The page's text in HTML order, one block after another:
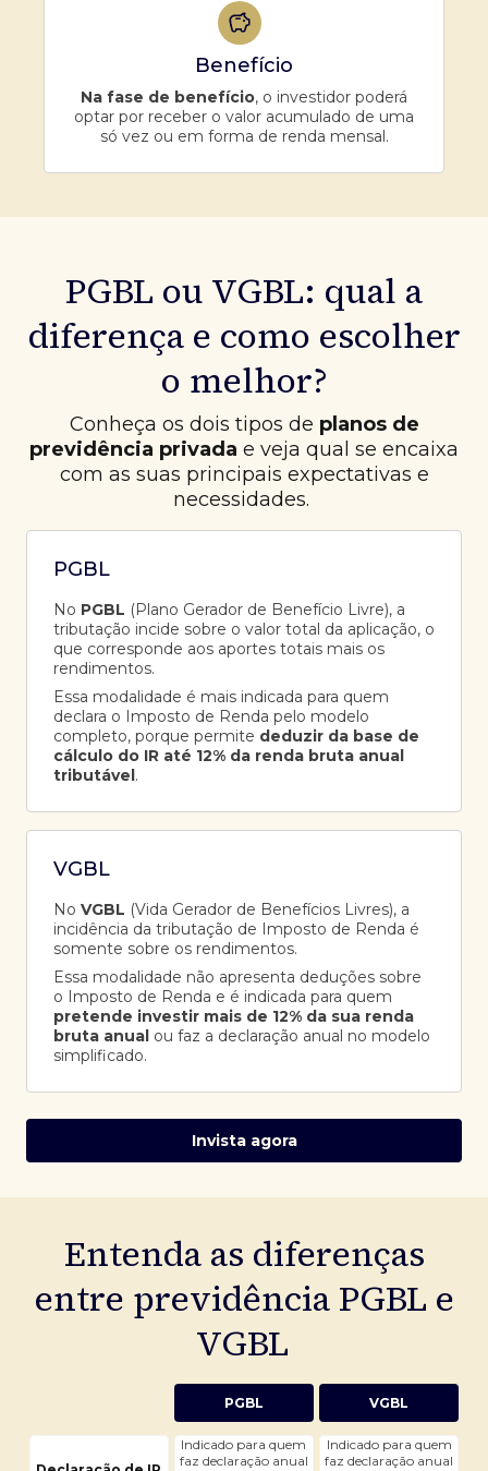
Benefício
Na fase de benefício, o investidor poderá
optar por receber o valor acumulado de uma
só vez ou em forma de renda mensal.
PGBL ou VGBL: qual a
diferença e como escolher
o melhor?
Conheça os dois tipos de planos de
previdência privada e veja qual se encaixa
com as suas principais expectativas e
necessidades.
PGBL
No PGBL (Plano Gerador de Benefício Livre), a
tributação incide sobre o valor total da aplicação, o
que corresponde aos aportes totais mais os
rendimentos.
Essa modalidade é mais indicada para quem
declara o Imposto de Renda pelo modelo
completo, porque permite deduzir da base de
cálculo do IR até 12% da renda bruta anual
tributável.
VGBL
No VGBL (Vida Gerador de Benefícios Livres), a
incidência da tributação de Imposto de Renda é
somente sobre os rendimentos.
Essa modalidade não apresenta deduções sobre
o Imposto de Renda e é indicada para quem
pretende investir mais de 12% da sua renda
bruta anual ou faz a declaração anual no modelo
simplificado.
Invista agora
Entenda as diferenças
entre previdência PGBL e
VGBL
PGBL VGBL
Indicado para quem
faz declaração anual
Indicado para quem
faz declaração anual